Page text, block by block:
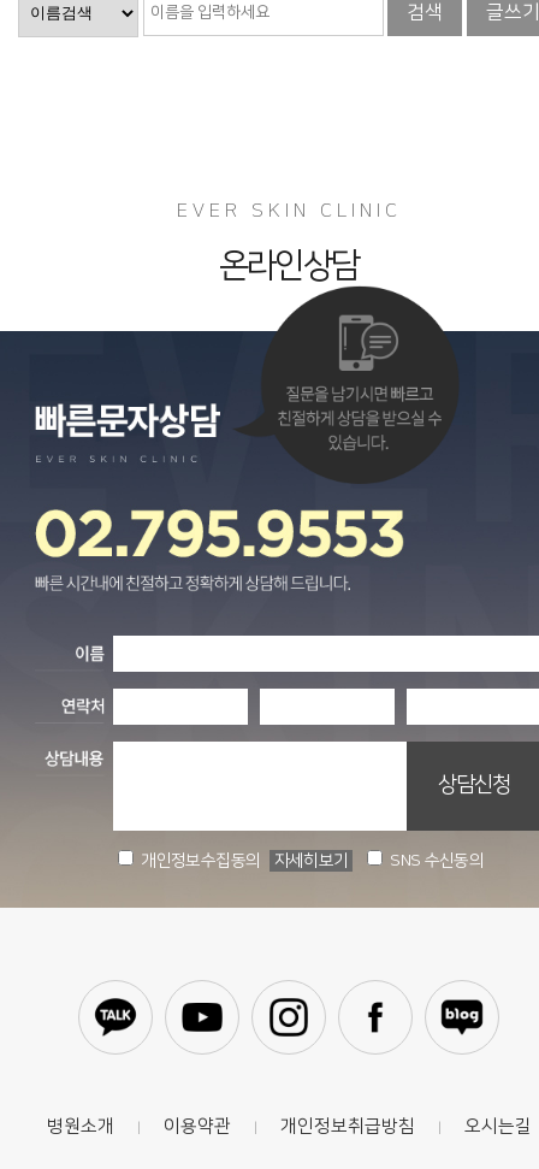
EVER SKIN CLINIC
온라인상담
개인정보수집동의 자세히보기 SNS 수신동의
병원소개 | 이용약관 | 개인정보취급방침 | 오시는길